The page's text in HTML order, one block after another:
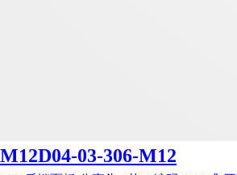
M12D04-03-306-M12